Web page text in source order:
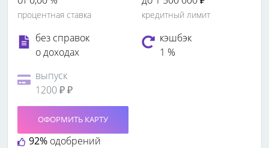
процентная ставка кредитный лимит
без справок
о доходах
кэшбэк
1 %
выпуск
1200 ₽ ₽
92% одобрений
ОФОРМИТЬ КАРТУ